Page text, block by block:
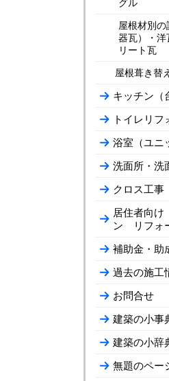
屋根材別
器瓦）・洋
リート瓦
屋根葺き替
キッチン（
トイレリフ
浴室（ユニ
洗面所・洗
クロス工事
居住者向
ン リフォ
補助金・
過去の施工
お問合せ
建築の小事
建築の小辞
無題のペー